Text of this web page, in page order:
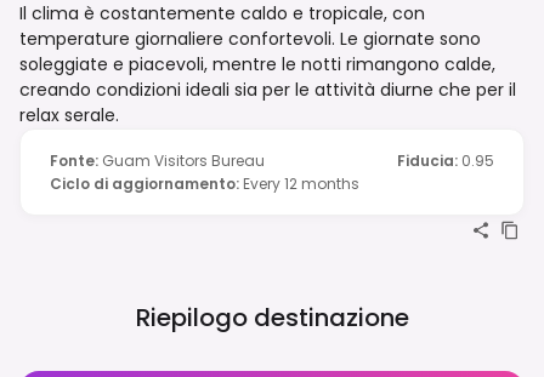
Il clima è costantemente caldo e tropicale, con
temperature giornaliere confortevoli. Le giornate sono
soleggiate e piacevoli, mentre le notti rimangono calde,
creando condizioni ideali sia per le attività diurne che per il
relax serale.
Fonte: Guam Visitors Bureau Fiducia: 0.95
Ciclo di aggiornamento: Every 12 months
Riepilogo destinazione